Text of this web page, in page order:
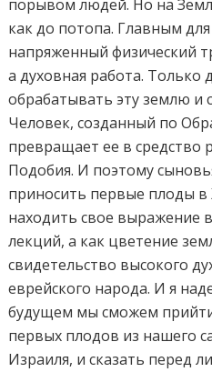
порывом людей. Но на
как до потопа. Главным для
напряженный физический
а духовная работа.
обрабатывать эту землю и
Человек, созданный по
превращает ее в средство
Подобия. И поэтому
приносить первые плоды
находить свое выражение
лекций, а как цветение
свидетельство высокого
еврейского народа. И я
будущем мы сможем
первых плодов из нашего
Израиля, и сказать перед